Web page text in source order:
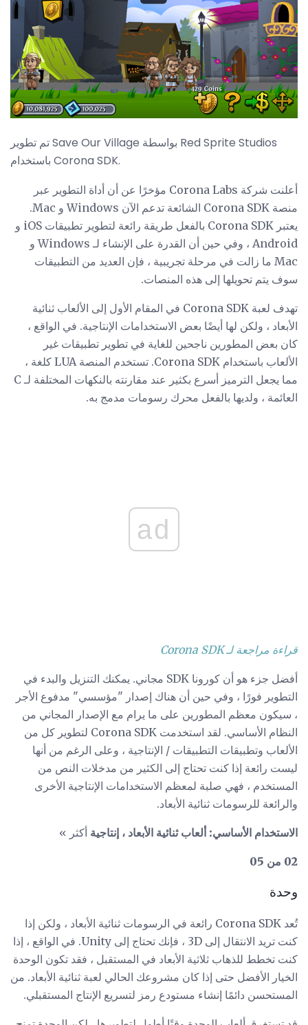
تم تطوير Save Our Village بواسطة Red Sprite Studios
باستخدام Corona SDK.
أعلنت شركة Corona Labs مؤخرًا عن أن أداة التطوير عبر
منصة Corona SDK الشائعة تدعم الآن Windows و Mac.
يعتبر Corona SDK بالفعل طريقة رائعة لتطوير تطبيقات iOS و
Android ، وفي حين أن القدرة على الإنشاء لـ Windows و
Mac ما زالت في مرحلة تجريبية ، فإن العديد من التطبيقات
سوف يتم تحويلها إلى هذه المنصات.
تهدف لعبة Corona SDK في المقام الأول إلى الألعاب ثنائية
الأبعاد ، ولكن لها أيضًا بعض الاستخدامات الإنتاجية. في الواقع ،
كان بعض المطورين ناجحين للغاية في تطوير تطبيقات غير
الألعاب باستخدام Corona SDK. تستخدم المنصة LUA كلغة ،
مما يجعل الترميز أسرع بكثير عند مقارنته بالنكهات المختلفة لـ C
العائمة ، ولديها بالفعل محرك رسومات مدمج به.
ad
قراءة مراجعة لـ Corona SDK
أفضل جزء هو أن كورونا SDK مجاني. يمكنك التنزيل والبدء في
التطوير فورًا ، وفي حين أن هناك إصدار "مؤسسي" مدفوع الأجر
، سيكون معظم المطورين على ما يرام مع الإصدار المجاني من
النظام الأساسي. لقد استخدمت Corona SDK لتطوير كل من
الألعاب وتطبيقات التطبيقات / الإنتاجية ، وعلى الرغم من أنها
ليست رائعة إذا كنت تحتاج إلى الكثير من مدخلات النص من
المستخدم ، فهي صلبة لمعظم الاستخدامات الإنتاجية الأخرى
والرائعة للرسومات ثنائية الأبعاد.
الاستخدام الأساسي: ألعاب ثنائية الأبعاد ، إنتاجية أكثر »
02 من 05
وحدة
تُعد Corona SDK رائعة في الرسومات ثنائية الأبعاد ، ولكن إذا
كنت تريد الانتقال إلى 3D ، فإنك تحتاج إلى Unity. في الواقع ، إذا
كنت تخطط للذهاب ثلاثية الأبعاد في المستقبل ، فقد تكون الوحدة
الخيار الأفضل حتى إذا كان مشروعك الحالي لعبة ثنائية الأبعاد. من
المستحسن دائمًا إنشاء مستودع رمز لتسريع الإنتاج المستقبلي.